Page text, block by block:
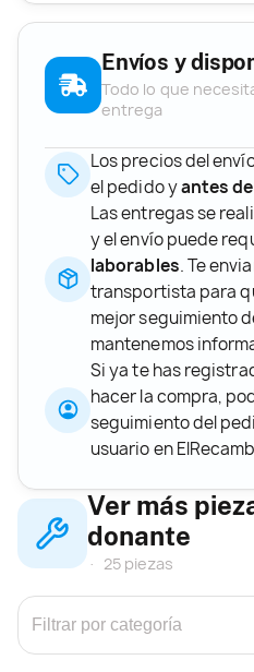
Envíos y
Todo lo que
entrega
Los precios del
el pedido yantes
Las entregas se
y el envío puede
laborables. Te
transportista para
mejor seguimiento
mantenemos
Si ya te has
hacer la compra,
seguimiento del
usuario en
Ver más
donante
25 piezas